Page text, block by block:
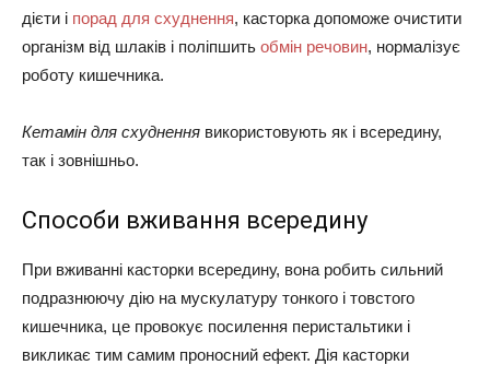
дієти і порад для схуднення, касторка допоможе очистити
організм від шлаків і поліпшить обмін речовин, нормалізує
роботу кишечника.
Кетамін для схуднення використовують як і всередину,
так і зовнішньо.
Способи вживання всередину
При вживанні касторки всередину, вона робить сильний
подразнюючу дію на мускулатуру тонкого і товстого
кишечника, це провокує посилення перистальтики і
викликає тим самим проносний ефект. Дія касторки